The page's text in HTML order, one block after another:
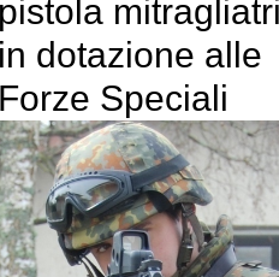
pistola
in dotazione alle
Forze Speciali